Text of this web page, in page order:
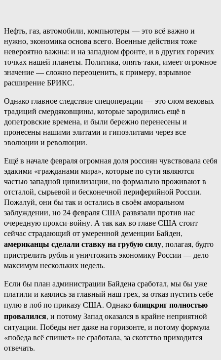
Нефть, газ, автомобили, компьютеры — это всё важно и
нужно, экономика основа всего. Военные действия тоже
невероятно важны: и на западном фронте, и в других горячих
точках нашей планеты. Политика, опять-таки, имеет огромное
значение — сложно переоценить, к примеру, взрывное
расширение БРИКС.
Однако главное следствие спецоперации — это слом вековых
традиций смердяковщины, которые зародились ещё в
допетровские времена, и были бережно перенесены и
пронесены нашими элитами и гипоэлитами через все
эволюции и революции.
Ещё в начале февраля огромная доля россиян чувствовала себя
эдакими «гражданами мира», которые по сути являются
частью западной цивилизации, но формально проживают в
отсталой, сырьевой и бесконечной периферийной России.
Пожалуй, они бы так и остались в своём аморальном
заблуждении, но 24 февраля США развязали против нас
очередную прокси-войну. А так как во главе США стоит
сейчас страдающий от умеренной деменции Байден,
американцы сделали ставку на грубую силу, полагая, будто
пристрелить рубль и уничтожить экономику России — дело
максимум нескольких недель.
Если бы план администрации Байдена сработал, мы бы уже
платили и каялись за главный наш грех, за отказ пустить себе
пулю в лоб по приказу США. Однакоблицкриг полностью
провалился, и потому Запад оказался в крайне неприятной
ситуации. Победы нет даже на горизонте, и потому формула
«победа всё спишет» не сработала, за скотство приходится
отвечать.